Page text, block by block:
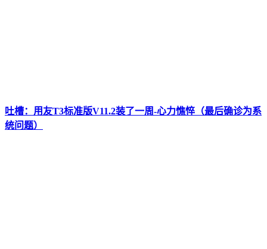
吐槽：用友T3标准版V11.2装了一周-心力憔悴（最后确诊为系
统问题）